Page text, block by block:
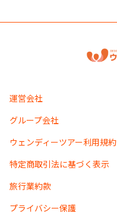
運営会社
グループ会社
ウェンディーツアー利用規約
特定商取引法に基づく表示
旅行業約款
プライバシー保護